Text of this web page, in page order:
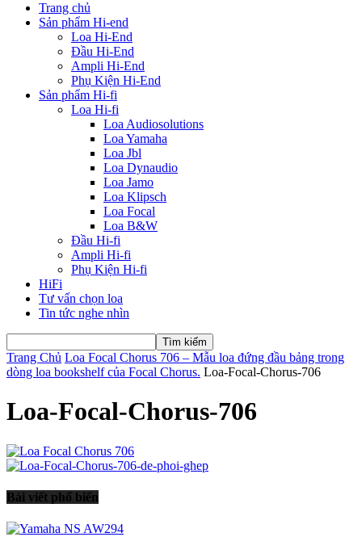
Trang chủ
Sản phẩm Hi-end
Loa Hi-End
Đầu Hi-End
Ampli Hi-End
Phụ Kiện Hi-End
Sản phẩm Hi-fi
Loa Hi-fi
Loa Audiosolutions
Loa Yamaha
Loa Jbl
Loa Dynaudio
Loa Jamo
Loa Klipsch
Loa Focal
Loa B&W
Đầu Hi-fi
Ampli Hi-fi
Phụ Kiện Hi-fi
HiFi
Tư vấn chọn loa
Tin tức nghe nhìn
Trang Chủ Loa Focal Chorus 706 – Mẫu loa đứng đầu bảng trong
dòng loa bookshelf của Focal Chorus. Loa-Focal-Chorus-706
Loa-Focal-Chorus-706
Bài viết phổ biến